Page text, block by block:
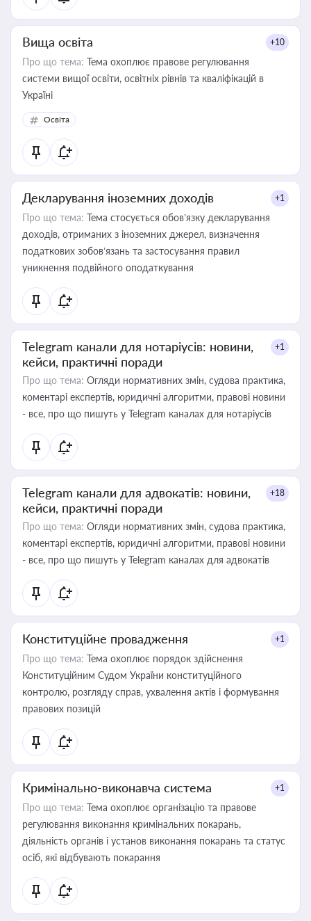
Вища освіта +10
Про що тема: Тема охоплює правове регулювання
системи вищої освіти, освітніх рівнів та кваліфікацій в
Україні
Освіта
Декларування іноземних доходів +1
Про що тема: Тема стосується обов’язку декларування
доходів, отриманих з іноземних джерел, визначення
податкових зобов’язань та застосування правил
уникнення подвійного оподаткування
Telegram канали для нотаріусів: новини,
кейси, практичні поради
+1
Про що тема: Огляди нормативних змін, судова практика,
коментарі експертів, юридичні алгоритми, правові новини
- все, про що пишуть у Telegram каналах для нотаріусів
Telegram канали для адвокатів: новини,
кейси, практичні поради
+18
Про що тема: Огляди нормативних змін, судова практика,
коментарі експертів, юридичні алгоритми, правові новини
- все, про що пишуть у Telegram каналах для адвокатів
Конституційне провадження +1
Про що тема: Тема охоплює порядок здійснення
Конституційним Судом України конституційного
контролю, розгляду справ, ухвалення актів і формування
правових позицій
Кримінально-виконавча система +1
Про що тема: Тема охоплює організацію та правове
регулювання виконання кримінальних покарань,
діяльність органів і установ виконання покарань та статус
осіб, які відбувають покарання